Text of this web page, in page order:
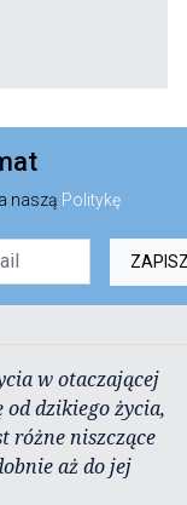
naszą Politykę
w otaczającej
dzikiego życia,
różne niszczące
aż do jej